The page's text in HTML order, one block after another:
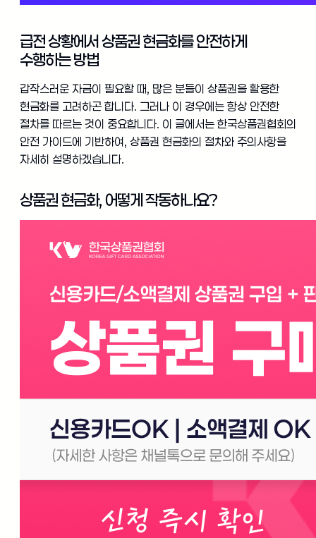
급전 상황에서 상품권 현금화를 안전하게
수행하는 방법
갑작스러운 자금이 필요할 때, 많은 분들이 상품권을 활용한
현금화를 고려하곤 합니다. 그러나 이 경우에는 항상 안전한
절차를 따르는 것이 중요합니다. 이 글에서는 한국상품권협회의
안전 가이드에 기반하여, 상품권 현금화의 절차와 주의사항을
자세히 설명하겠습니다.
상품권 현금화, 어떻게 작동하나요?